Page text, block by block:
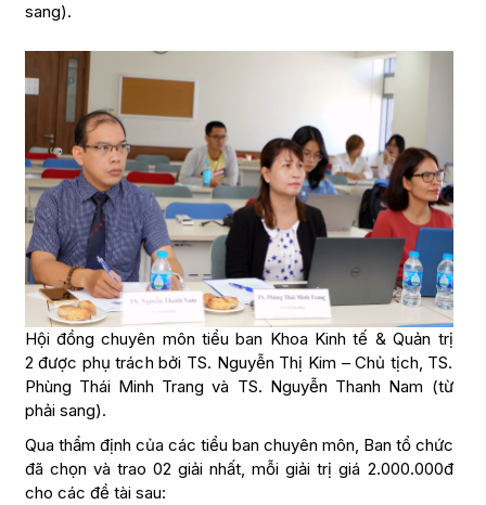
sang).
Hội đồng chuyên môn tiểu ban Khoa Kinh tế & Quản trị
2 được phụ trách bởi TS. Nguyễn Thị Kim – Chủ tịch, TS.
Phùng Thái Minh Trang và TS. Nguyễn Thanh Nam (từ
phải sang).
Qua thẩm định của các tiểu ban chuyên môn, Ban tổ chức
đã chọn và trao 02 giải nhất, mỗi giải trị giá 2.000.000đ
cho các đề tài sau: